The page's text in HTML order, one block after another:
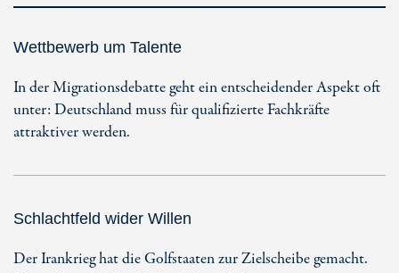
Wettbewerb um Talente
In der Migrationsdebatte geht ein entscheidender Aspekt oft
unter: Deutschland muss für qualifizierte Fachkräfte
attraktiver werden.
Schlachtfeld wider Willen
Der Irankrieg hat die Golfstaaten zur Zielscheibe gemacht.